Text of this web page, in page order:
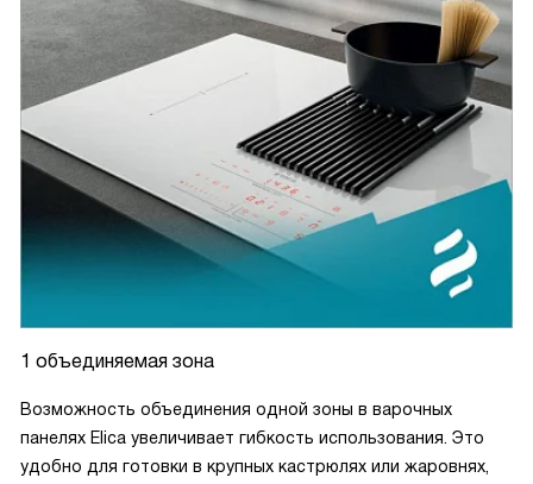
1 объединяемая зона
Возможность объединения одной зоны в варочных
панелях Elica увеличивает гибкость использования. Это
удобно для готовки в крупных кастрюлях или жаровнях,